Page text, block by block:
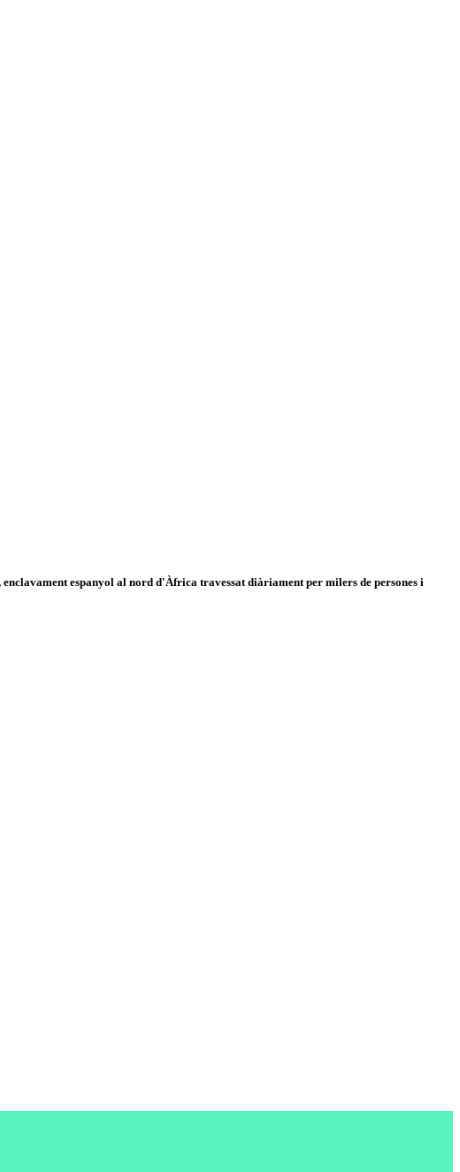
espanyol al nord d'Àfrica travessat diàriament per milers de persones i